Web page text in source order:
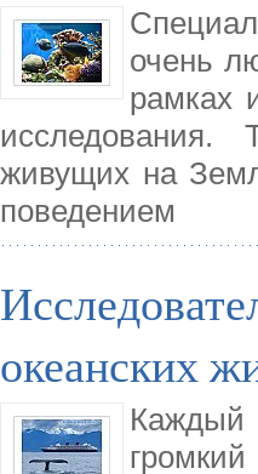
очень
рамках
живущих на
поведением
океанских
Каждый